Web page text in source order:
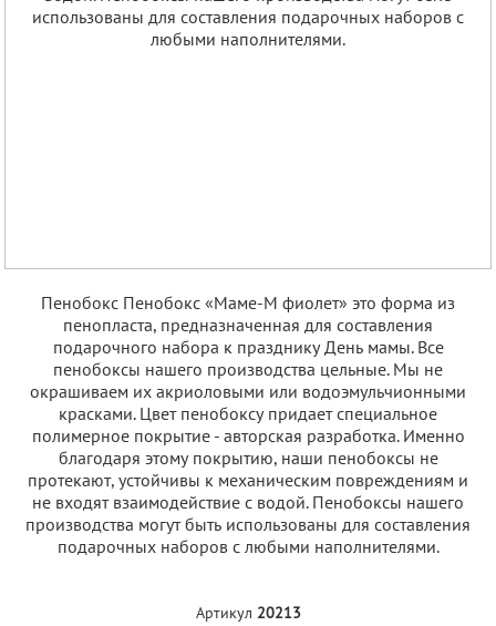
Пенобокс Пенобокс «Маме-М фиолет» это форма из
пенопласта, предназначенная для составления
подарочного набора к празднику День мамы. Все
пенобоксы нашего производства цельные. Мы не
окрашиваем их акриоловыми или водоэмульчионными
красками. Цвет пенобоксу придает специальное
полимерное покрытие - авторская разработка. Именно
благодаря этому покрытию, наши пенобоксы не
протекают, устойчивы к механическим повреждениям и
не входят взаимодействие с водой. Пенобоксы нашего
производства могут быть использованы для составления
подарочных наборов с любыми наполнителями.
Артикул 20213